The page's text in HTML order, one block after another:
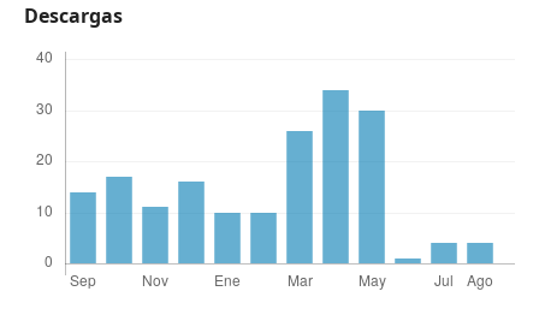
Descargas